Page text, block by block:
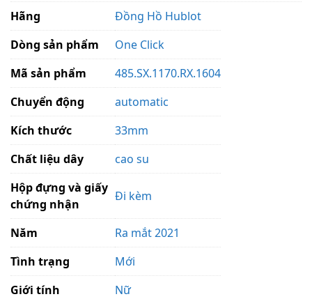
Hãng
Đồng Hồ Hublot
Dòng sản phẩm
One Click
Mã sản phẩm
485.SX.1170.RX.1604
Chuyển động
automatic
Kích thước
33mm
Chất liệu dây
cao su
Hộp đựng và giấy
chứng nhận
Đi kèm
Năm
Ra mắt 2021
Tình trạng
Mới
Giới tính
Nữ